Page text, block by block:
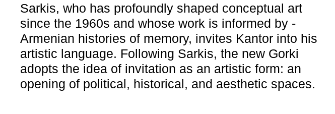
Sarkis, who has profoundly shaped conceptual art
since the 1960s and whose work is informed by ­
Armenian histories of memory, invites Kantor into his
artistic language. Following Sarkis, the new Gorki
adopts the idea of invitation as an artistic form: an
opening of political, historical, and aesthetic spaces.